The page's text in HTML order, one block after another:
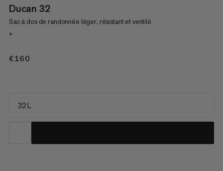
Ducan 32
Sac à dos de randonnée léger, résistant et ventilé
+
€160
32 L